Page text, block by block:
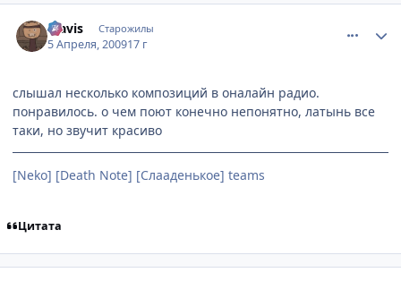
klavis Старожилы
5 Апреля, 200917 г
слышал несколько композиций в оналайн радио.
понравилось. о чем поют конечно непонятно, латынь все
таки, но звучит красиво
[Neko] [Death Note] [Слааденькое] teams
Цитата